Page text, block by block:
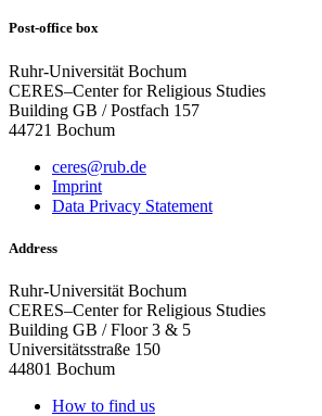
Post-office box
Ruhr-Universität Bochum
CERES–Center for Religious Studies
Building GB / Postfach 157
44721 Bochum
ceres@rub.de
Imprint
Data Privacy Statement
Address
Ruhr-Universität Bochum
CERES–Center for Religious Studies
Building GB / Floor 3 & 5
Universitätsstraße 150
44801 Bochum
How to find us